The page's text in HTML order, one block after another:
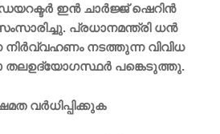
ഡയറക്ടര്‍ ഇന്‍ ചാര്‍ജ്ജ് ഷെറിന്‍
പ്രധാനമന്ത്രി ധന്‍
നടത്തുന്ന വിവിധ
തലഉദ്യോഗസ്ഥര്‍ പങ്കെടുത്തു.
വർധിപ്പിക്കുക